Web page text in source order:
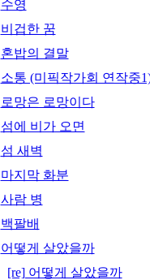
수영
비겁한 꿈
혼밥의 결말
소통 (미픽작가회 연작중
로망은 로망이다
섬에 비가 오면
섬 새벽
마지막 화분
사람 병
백팔배
어떻게 살았을까
[re] 어떻게 살았을까